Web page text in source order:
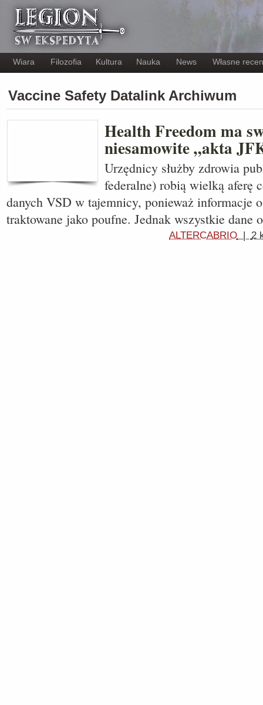
Wiara Filozofia Kultura Nauka News Własne
Vaccine Safety Datalink Archiwum
Health Freedom ma
niesamowite „akta
Urzędnicy służby zdrowia
federalne) robią wielką aferę
danych VSD w tajemnicy, ponieważ informacje
traktowane jako poufne. Jednak wszystkie
ALTERCABRIO | 2